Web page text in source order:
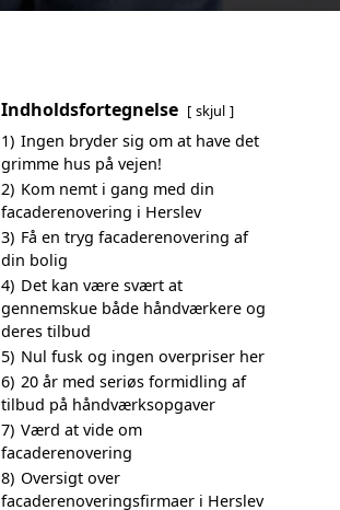
Indholdsfortegnelse skjul
1) Ingen bryder sig om at have det
grimme hus på vejen!
2) Kom nemt i gang med din
facaderenovering i Herslev
3) Få en tryg facaderenovering af
din bolig
4) Det kan være svært at
gennemskue både håndværkere og
deres tilbud
5) Nul fusk og ingen overpriser her
6) 20 år med seriøs formidling af
tilbud på håndværksopgaver
7) Værd at vide om
facaderenovering
8) Oversigt over
facaderenoveringsfirmaer i Herslev